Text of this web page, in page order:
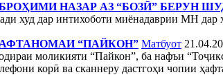
НАЗАР АЗ “БОЗӢ” БЕРУН
худ дар интихоботи миёнадаврии МН дар
“ПАЙКОН” Матбуот
моликияти “Пайкон”, ба нафъи
корӣ ва сканнеру дастгоҳи чопии